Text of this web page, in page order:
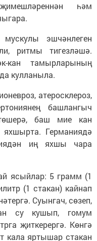
һәм
эшчәнлеген
ритмы тигезләшә.
кан тамырларының
кулланыла.
атеросклероз,
башлангыч
баш мие кан
Германиядә
иң яхшы чара
ясыйлар: 5 грамм (1
(1 стакан) кайнап
Суынгач, сөзеп,
су кушып, гомум
җиткерергә. Көнгә
кала яртышар стакан